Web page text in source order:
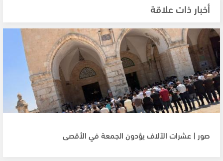
أخبار ذات علاقة
صور | عشرات الآلاف يؤدون الجمعة في الأقصى